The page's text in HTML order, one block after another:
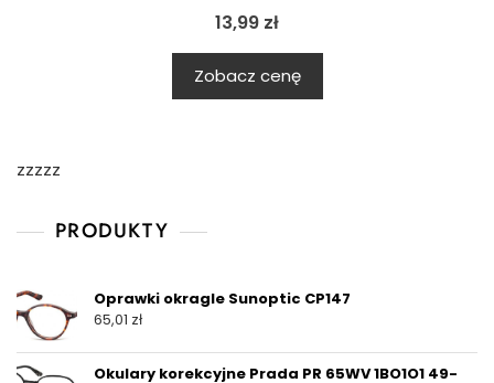
13,99 zł
Zobacz cenę
zzzzz
PRODUKTY
Oprawki okragle Sunoptic CP147
65,01 zł
Okulary korekcyjne Prada PR 65WV 1BO1O1 49-